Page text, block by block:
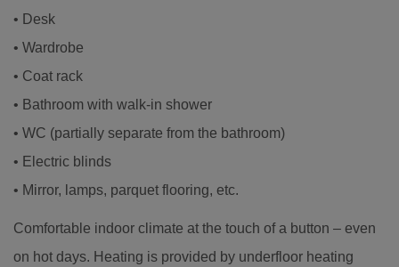
• Desk
• Wardrobe
• Coat rack
• Bathroom with walk-in shower
• WC (partially separate from the bathroom)
• Electric blinds
• Mirror, lamps, parquet flooring, etc.
Comfortable indoor climate at the touch of a button – even
on hot days. Heating is provided by underfloor heating